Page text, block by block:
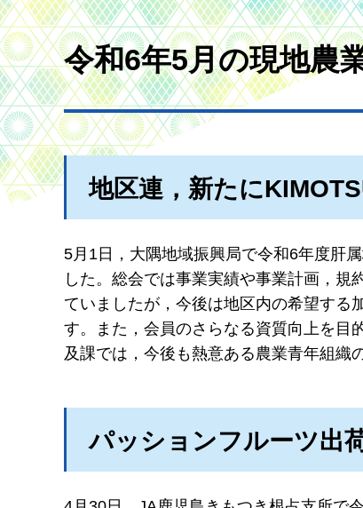
令和6年5月の現地農
地区連，新たに
5月1日，大隅地域振興局で令和6年度肝
した。総会では事業実績や事業計画，規
ていましたが，今後は地区内の希望する
す。また，会員のさらなる資質向上を目
及課では，今後も熱意ある農業青年組織
パッションフルーツ出